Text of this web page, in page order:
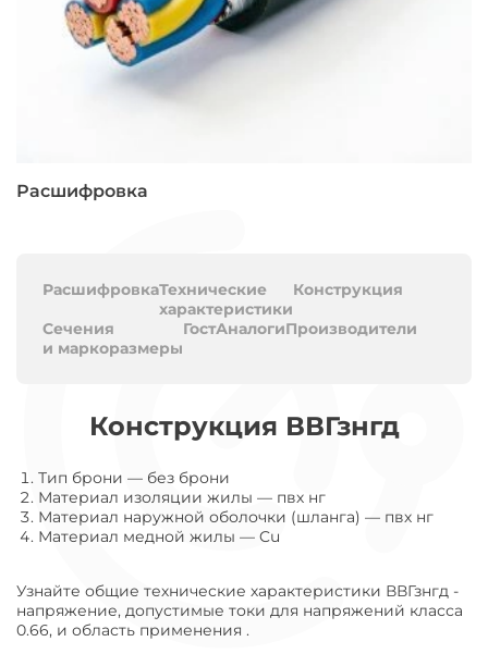
Расшифровка
РасшифровкаТехнические
характеристики
Конструкция
Сечения
и маркоразмеры
ГостАналогиПроизводители
Конструкция ВВГзнгд
Тип брони — без брони
Материал изоляции жилы — пвх нг
Материал наружной оболочки (шланга) — пвх нг
Материал медной жилы — Cu
Узнайте общие технические характеристики ВВГзнгд -
напряжение, допустимые токи для напряжений класса
0.66, и область применения .